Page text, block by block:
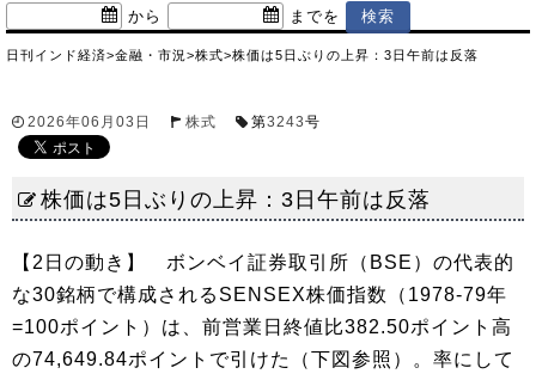
から
までを
日刊インド経済>金融・市況 >株式>株価は5日ぶりの上昇：3日午前は反落
2026年06月03日 株式 第3243号
株価は5日ぶりの上昇：3日午前は反落
【2日の動き】 ボンベイ証券取引所（BSE）の代表的
な30銘柄で構成されるSENSEX株価指数（1978-79年
=100ポイント）は、前営業日終値比382.50ポイント高
の74,649.84ポイントで引けた（下図参照）。率にして